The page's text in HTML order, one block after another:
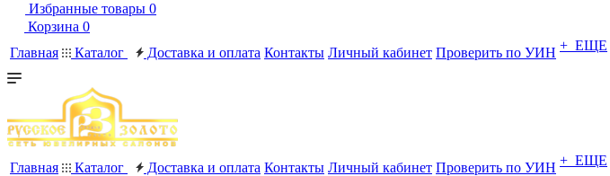
Избранные товары 0
Корзина 0
Главная
Каталог Доставка и оплата Контакты Личный кабинет Проверить по УИН + ЕЩЕ
Главная Каталог Доставка и оплата Контакты Личный кабинет Проверить по УИН + ЕЩЕ